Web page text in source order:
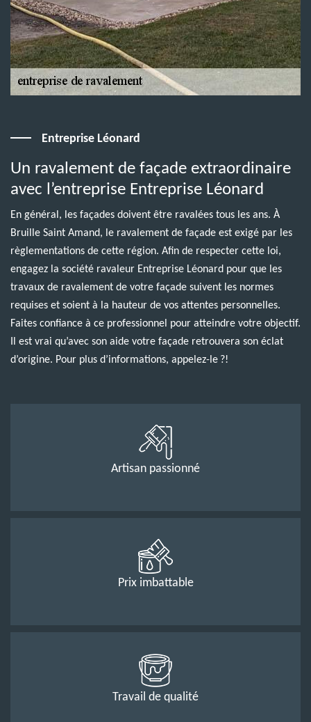
Entreprise Léonard
Un ravalement de façade extraordinaire
avec l’entreprise Entreprise Léonard
En général, les façades doivent être ravalées tous les ans. À
Bruille Saint Amand, le ravalement de façade est exigé par les
règlementations de cette région. Afin de respecter cette loi,
engagez la société ravaleur Entreprise Léonard pour que les
travaux de ravalement de votre façade suivent les normes
requises et soient à la hauteur de vos attentes personnelles.
Faites confiance à ce professionnel pour atteindre votre objectif.
Il est vrai qu’avec son aide votre façade retrouvera son éclat
d’origine. Pour plus d’informations, appelez-le ?!
Artisan passionné
Prix imbattable
Travail de qualité